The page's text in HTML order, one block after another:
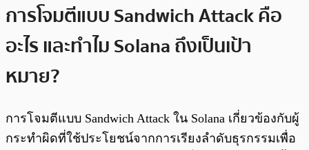
การโจมตีแบบ Sandwich Attack คือ
อะไร และทำไม Solana ถึงเป็นเป้า
หมาย?
การโจมตีแบบ Sandwich Attack ใน Solana เกี่ยวข้องกับผู้
กระทำผิดที่ใช้ประโยชน์จากการเรียงลำดับธุรกรรมเพื่อ